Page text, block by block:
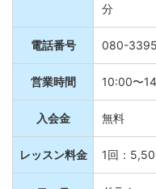
分
電話番号 080-
営業時間 10:00〜
入会金 無料
レッスン料金 1回：